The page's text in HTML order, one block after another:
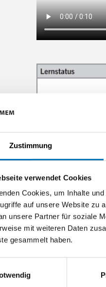
Zustimmung
verwendet Cookies
Cookies, um Inhalte
auf unsere Website zu
unsere Partner für soziale
mit weiteren Daten
gesammelt haben.